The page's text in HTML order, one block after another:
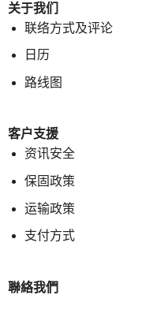
关于我们
联络方式及评论
日历
路线图
客户支援
资讯安全
保固政策
运输政策
支付方式
聯絡我們